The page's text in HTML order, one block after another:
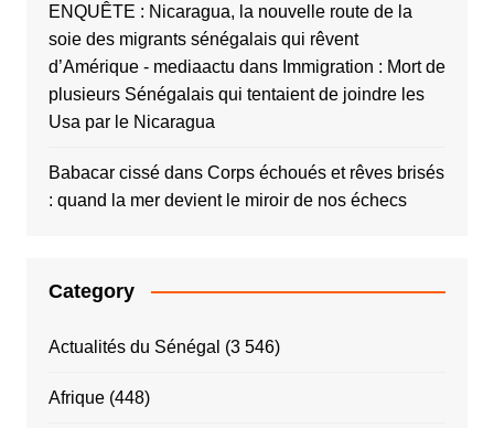
ENQUÊTE : Nicaragua, la nouvelle route de la
soie des migrants sénégalais qui rêvent
d’Amérique - mediaactu dans Immigration : Mort de
plusieurs Sénégalais qui tentaient de joindre les
Usa par le Nicaragua
Babacar cissédans Corps échoués et rêves brisés
: quand la mer devient le miroir de nos échecs
Category
Actualités du Sénégal (3 546)
Afrique(448)